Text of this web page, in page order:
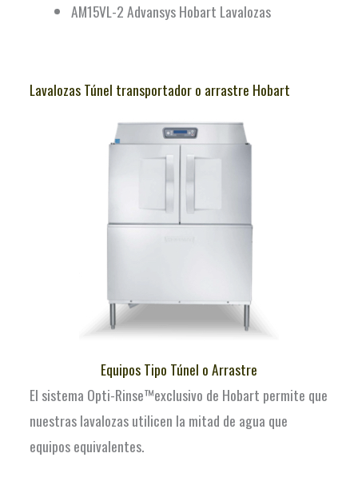
AM15VL-2 Advansys Hobart Lavalozas
Lavalozas Túnel transportador o arrastre Hobart
Equipos Tipo Túnel o Arrastre
El sistema Opti-Rinse™exclusivo de Hobart permite que
nuestras lavalozas utilicen la mitad de agua que
equipos equivalentes.